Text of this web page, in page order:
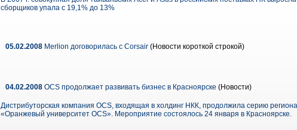
сборщиков упала с 19,1% до 13%
05.02.2008 Merlion договорилась с Corsair (Новости короткой строкой)
04.02.2008 OCS продолжает развивать бизнес в Красноярске (Новости)
Дистрибуторская компания OCS, входящая в холдинг НКК, продолжила серию
«Оранжевый университет OCS». Мероприятие состоялось 24 января в Красноярске.